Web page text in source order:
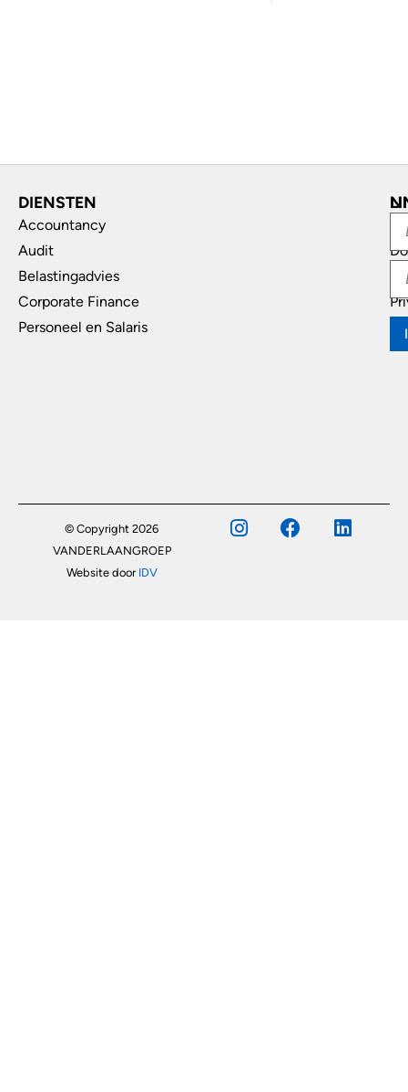
DIENSTEN
Accountancy
Audit
Belastingadvies
Corporate Finance
Personeel en Salaris
© Copyright 2026
VANDERLAANGROEP
Website door IDV